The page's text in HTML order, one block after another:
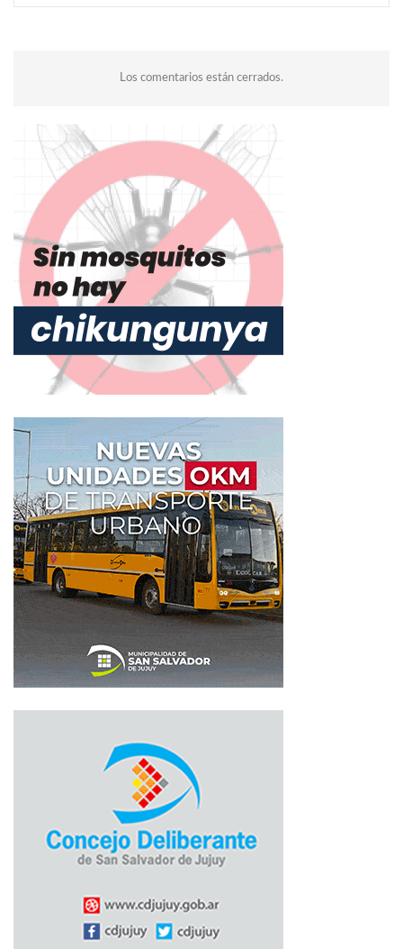
Los comentarios están cerrados.